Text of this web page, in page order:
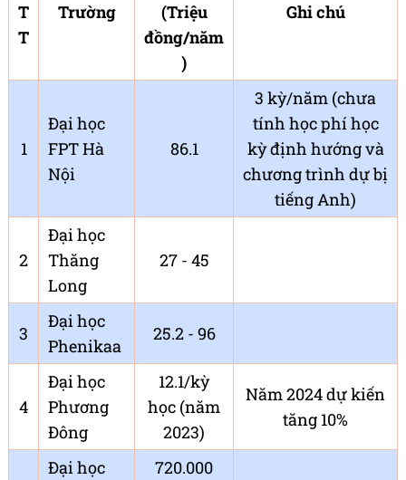
T
T
Trường
(Triệu
đồng/năm
)
Ghi chú
1
Đại học
FPT Hà
Nội
86.1
3 kỳ/năm (chưa
tính học phí học
kỳ định hướng và
chương trình dự bị
tiếng Anh)
2
Đại học
Thăng
Long
27 - 45
3
Đại học
Phenikaa
25.2 - 96
4
Đại học
Phương
Đông
12.1/kỳ
học (năm
2023)
Năm 2024 dự kiến
tăng 10%
Đại học
720.000